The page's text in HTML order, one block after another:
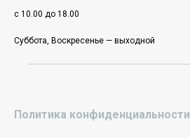
с 10.00 до 18.00
Суббота, Воскресенье — выходной
Политика конфиденциальности